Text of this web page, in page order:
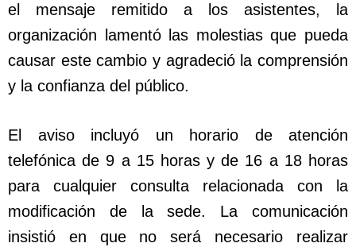
el mensaje remitido a los asistentes, la
organización lamentó las molestias que pueda
causar este cambio y agradeció la comprensión
y la confianza del público.
El aviso incluyó un horario de atención
telefónica de 9 a 15 horas y de 16 a 18 horas
para cualquier consulta relacionada con la
modificación de la sede. La comunicación
insistió en que no será necesario realizar